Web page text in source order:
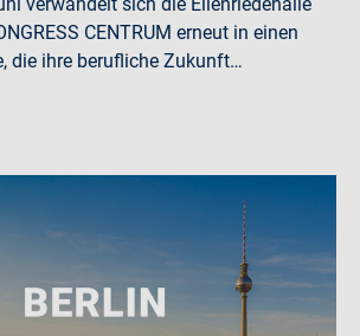
CENTRUM erneut in einen
die ihre berufliche Zukunft…